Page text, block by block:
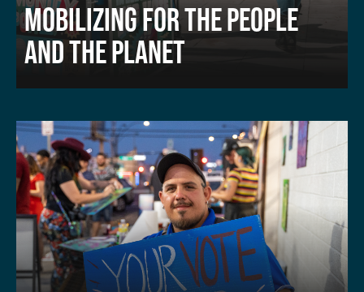
MOBILIZING FOR THE PEOPLE
AND THE PLANET